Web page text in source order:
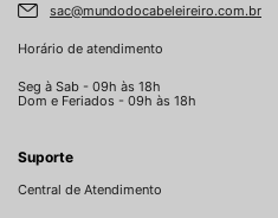
sac@mundodocabeleireiro.com.br
Horário de atendimento
Seg à Sab - 09h às 18h
Dom e Feriados - 09h às 18h
Suporte
Central de Atendimento